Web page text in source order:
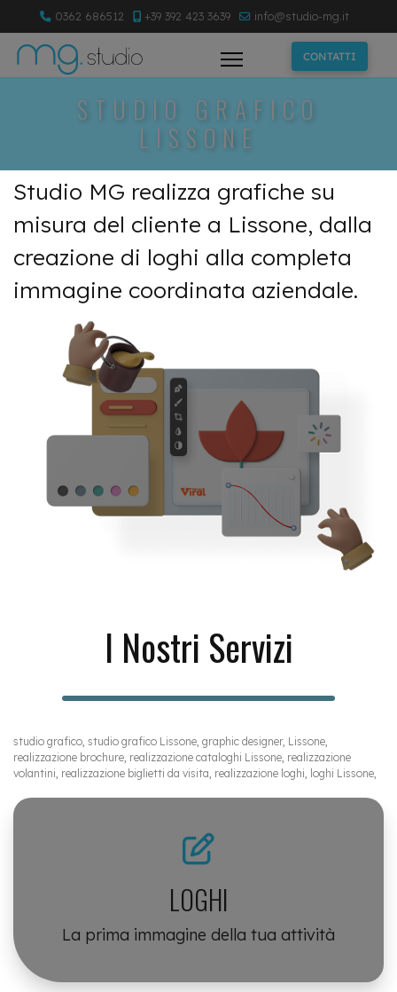
0362 686512 +39 392 423 3639 info@studio-mg.it
CONTATTI
STUDIO GRAFICO
LISSONE
Studio MG realizza grafiche su
misura del cliente a Lissone, dalla
creazione di loghi alla completa
immagine coordinata aziendale.
I Nostri Servizi
studio grafico, studio grafico Lissone, graphic designer, Lissone,
realizzazione brochure, realizzazione cataloghi Lissone, realizzazione
volantini, realizzazione biglietti da visita, realizzazione loghi, loghi Lissone,
LOGHI
La prima immagine della tua attività